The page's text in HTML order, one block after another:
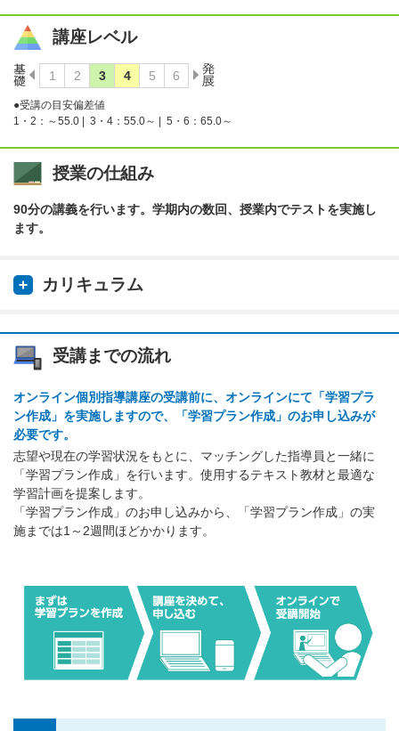
講座レベル
●受講の目安偏差値
1・2：～55.0 |
3・4：55.0～ | 5・6：65.0～
授業の仕組み
90分の講義を行います。学期内の数回、授業内でテストを実施し
ます。
カリキュラム
受講までの流れ
オンライン個別指導講座の受講前に、オンラインにて「学習プラ
ン作成」を実施しますので、「学習プラン作成」のお申し込みが
必要です。
志望や現在の学習状況をもとに、マッチングした指導員と一緒に
「学習プラン作成」を行います。使用するテキスト教材と最適な
学習計画を提案します。
「学習プラン作成」のお申し込みから、「学習プラン作成」の実
施までは1～2週間ほどかかります。